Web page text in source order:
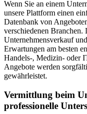
Wenn Sie an einem
unsere Plattform einen
Datenbank von
verschiedenen Branchen.
Unternehmensverkauf
Erwartungen am besten
Handels-, Medizin- oder
Angebote werden
gewährleistet.
Vermittlung beim
professionelle